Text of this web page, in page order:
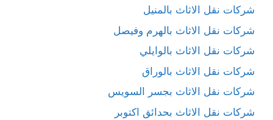
شركات نقل الاثاث بالمنيل
شركات نقل الاثاث بالهرم وفيصل
شركات نقل الاثاث بالوايلي
شركات نقل الاثاث بالوراق
شركات نقل الاثاث بجسر السويس
شركات نقل الاثاث بحدائق اكتوبر